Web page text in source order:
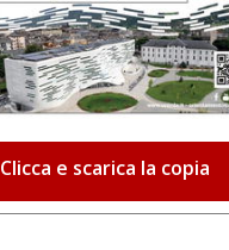
Clicca e scarica la copia